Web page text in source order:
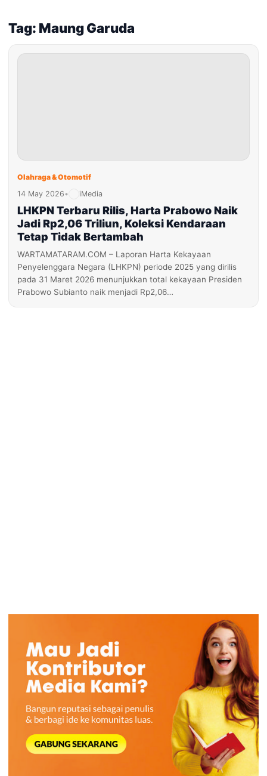
Tag: Maung Garuda
Olahraga & Otomotif
14 May 2026• iMedia
LHKPN Terbaru Rilis, Harta Prabowo Naik
Jadi Rp2,06 Triliun, Koleksi Kendaraan
Tetap Tidak Bertambah
WARTAMATARAM.COM – Laporan Harta Kekayaan
Penyelenggara Negara (LHKPN) periode 2025 yang dirilis
pada 31 Maret 2026 menunjukkan total kekayaan Presiden
Prabowo Subianto naik menjadi Rp2,06…